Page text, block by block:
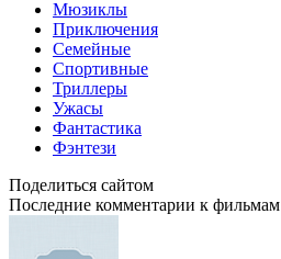
Мюзиклы
Приключения
Семейные
Спортивные
Триллеры
Ужасы
Фантастика
Фэнтези
Поделиться сайтом
Последние комментарии к фильмам